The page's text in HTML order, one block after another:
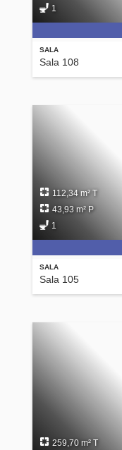
SALA
Sala 108
1
SALA
Sala 105
112,34 m² T
43,93 m² P
1
259,70 m² T